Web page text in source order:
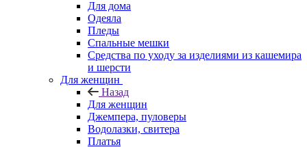
Для дома
Одеяла
Пледы
Спальные мешки
Средства по уходу за изделиями из кашемира
и шерсти
Для женщин
Назад
Для женщин
Джемпера, пуловеры
Водолазки, свитера
Платья